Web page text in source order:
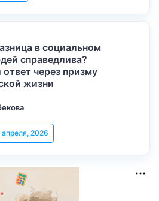
в социальном
справедлива?
через призму
жизни
апреля, 2026